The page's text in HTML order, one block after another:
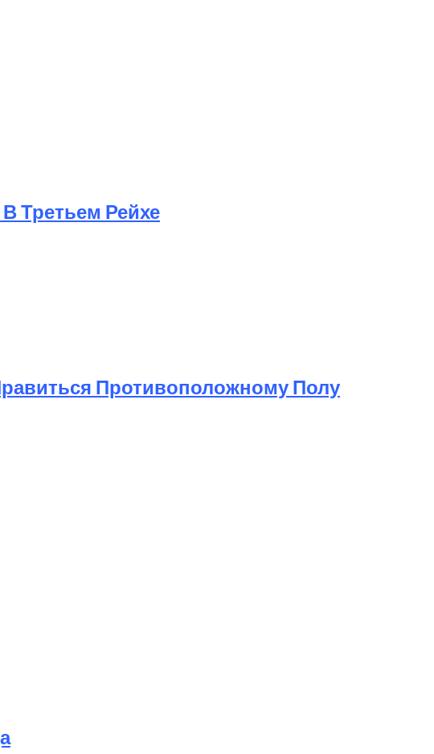
Третьем Рейхе
Противоположному Полу